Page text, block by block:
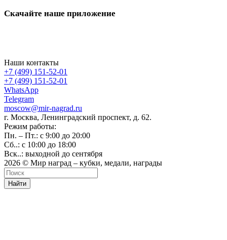
Скачайте наше приложение
Наши контакты
+7 (499) 151-52-01
+7 (499) 151-52-01
WhatsApp
Telegram
moscow@mir-nagrad.ru
г. Москва, Ленинградский проспект, д. 62.
Режим работы:
Пн. – Пт.: с 9:00 до 20:00
Сб..: с 10:00 до 18:00
Вск..: выходной до сентября
2026 © Мир наград – кубки, медали, награды
Найти